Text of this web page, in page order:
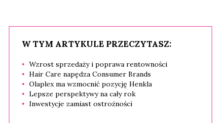
W TYM ARTYKULE PRZECZYTASZ:
Wzrost sprzedaży i poprawa rentowności
Hair Care napędza Consumer Brands
Olaplex ma wzmocnić pozycję Henkla
Lepsze perspektywy na cały rok
Inwestycje zamiast ostrożności